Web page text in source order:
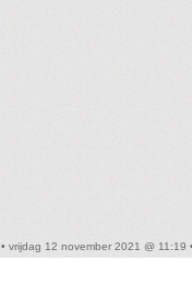
• vrijdag 12 november 2021 @ 11:19